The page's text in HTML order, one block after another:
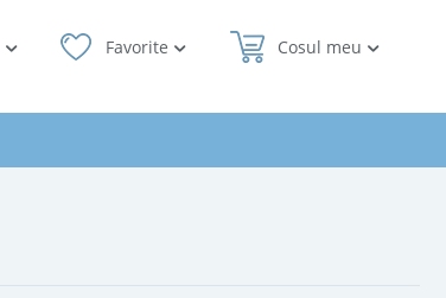
Cosul meu
Favorite